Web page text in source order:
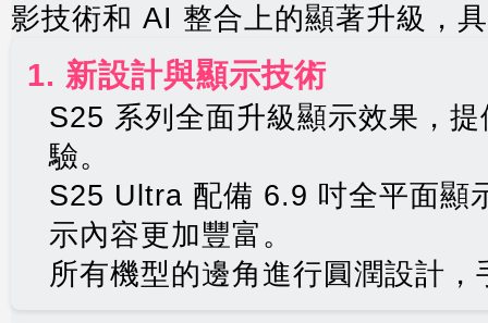
影技術和 AI 整合上的顯著升級，
1. 新設計與顯示技術
S25 系列全面升級顯示效果，
驗。
S25 Ultra 配備 6.9 吋全平面顯
示內容更加豐富。
所有機型的邊角進行圓潤設計